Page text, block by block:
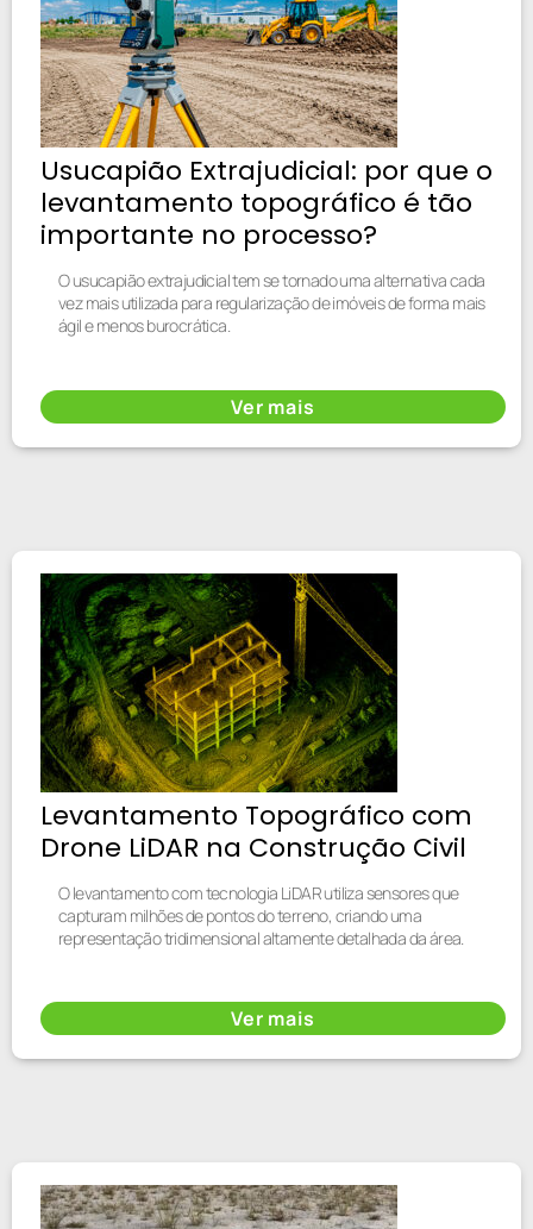
Usucapião Extrajudicial: por que o
levantamento topográfico é tão
importante no processo?
O usucapião extrajudicial tem se tornado uma alternativa cada
vez mais utilizada para regularização de imóveis de forma mais
ágil e menos burocrática.
Ver mais
Levantamento Topográfico com
Drone LiDAR na Construção Civil
O levantamento com tecnologia LiDAR utiliza sensores que
capturam milhões de pontos do terreno, criando uma
representação tridimensional altamente detalhada da área.
Ver mais